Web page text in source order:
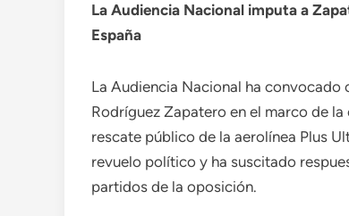
La Audiencia Nacional imputa a
España
La Audiencia Nacional ha
Rodríguez Zapatero en el marco de
rescate público de la aerolínea Plus
revuelo político y ha suscitado
partidos de la oposición.